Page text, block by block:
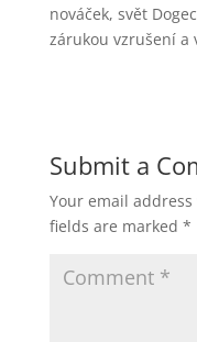
nováček, svět
zárukou vzrušení a
Submit a
Your email
fields are marked *